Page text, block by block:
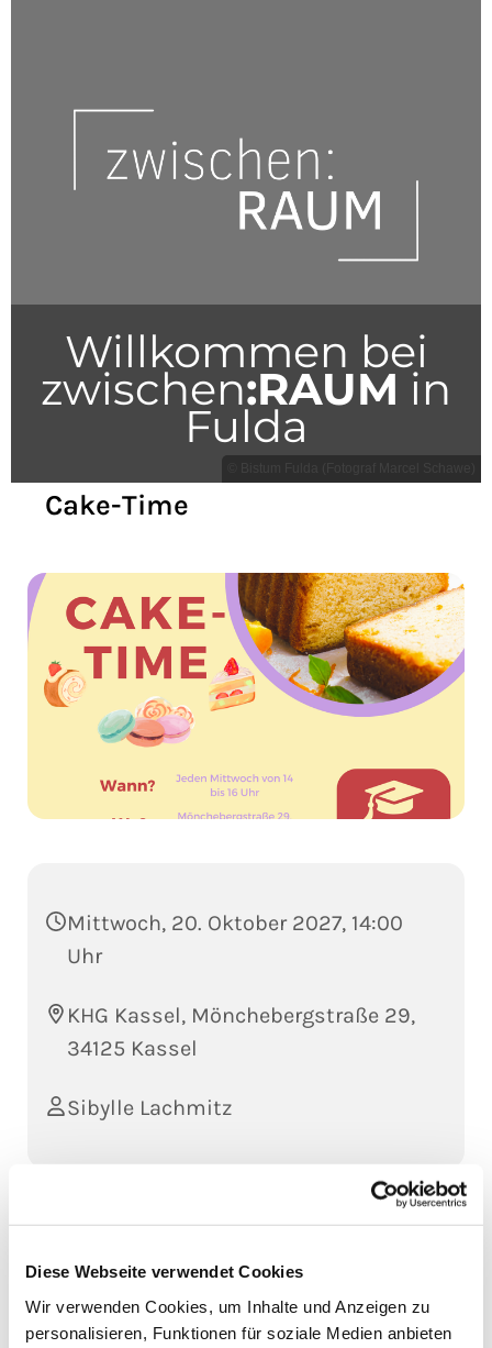
Diese Webseite verwendet Cookies
Wir verwenden Cookies, um Inhalte und Anzeigen zu
personalisieren, Funktionen für soziale Medien anbieten
Willkommen bei
zwischen:RAUM in
Fulda
Cake-Time
Mittwoch, 20. Oktober 2027, 14:00
Uhr
KHG Kassel, Mönchebergstraße 29,
34125 Kassel
Sibylle Lachmitz
Auf nenleckeren Kuchenund nen kleinen